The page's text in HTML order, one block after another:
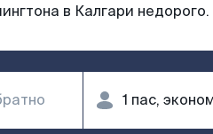
в Калгари недорого.